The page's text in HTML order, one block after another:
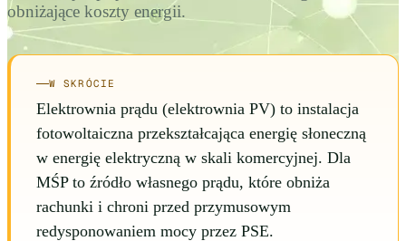
obniżające koszty energii.
W SKRÓCIE
Elektrownia prądu (elektrownia PV) to instalacja
fotowoltaiczna przekształcająca energię słoneczną
w energię elektryczną w skali komercyjnej. Dla
MŚP to źródło własnego prądu, które obniża
rachunki i chroni przed przymusowym
redysponowaniem mocy przez PSE.